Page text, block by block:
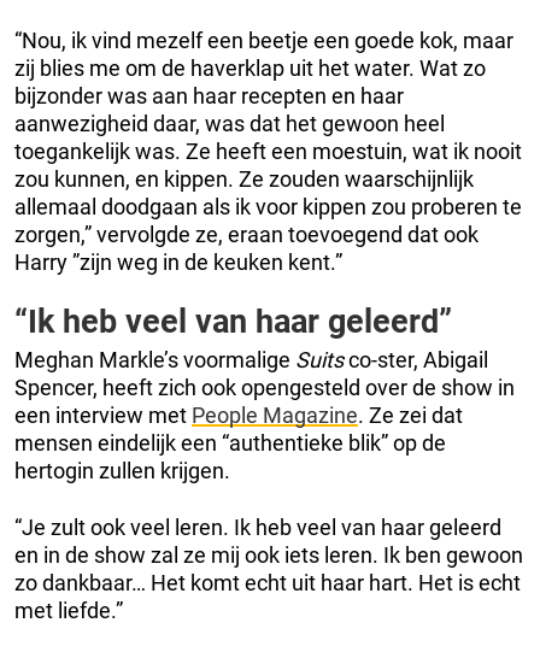
“Nou, ik vind mezelf een beetje een goede kok, maar
zij blies me om de haverklap uit het water. Wat zo
bijzonder was aan haar recepten en haar
aanwezigheid daar, was dat het gewoon heel
toegankelijk was. Ze heeft een moestuin, wat ik nooit
zou kunnen, en kippen. Ze zouden waarschijnlijk
allemaal doodgaan als ik voor kippen zou proberen te
zorgen,” vervolgde ze, eraan toevoegend dat ook
Harry ”zijn weg in de keuken kent.”
“Ik heb veel van haar geleerd”
Meghan Markle’s voormalige Suitsco-ster, Abigail
Spencer, heeft zich ook opengesteld over de show in
een interview met People Magazine. Ze zei dat
mensen eindelijk een “authentieke blik” op de
hertogin zullen krijgen.
“Je zult ook veel leren. Ik heb veel van haar geleerd
en in de show zal ze mij ook iets leren. Ik ben gewoon
zo dankbaar… Het komt echt uit haar hart. Het is echt
met liefde.”